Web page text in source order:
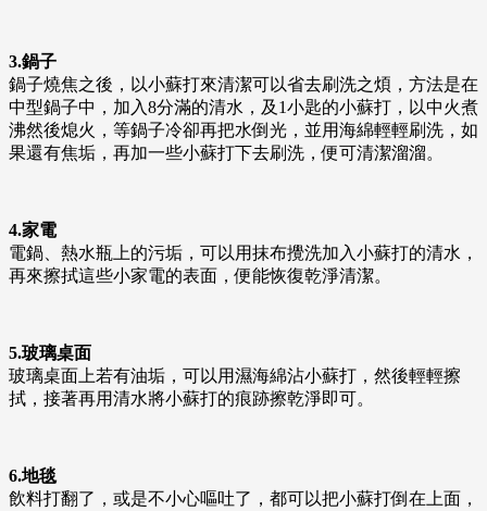
3.鍋子
鍋子燒焦之後，以小蘇打來清潔可以省去刷洗之煩，方法是在
中型鍋子中，加入8分滿的清水，及1小匙的小蘇打，以中火煮
沸然後熄火，等鍋子冷卻再把水倒光，並用海綿輕輕刷洗，如
果還有焦垢，再加一些小蘇打下去刷洗，便可清潔溜溜。
4.家電
電鍋、熱水瓶上的污垢，可以用抹布攪洗加入小蘇打的清水，
再來擦拭這些小家電的表面，便能恢復乾淨清潔。
5.玻璃桌面
玻璃桌面上若有油垢，可以用濕海綿沾小蘇打，然後輕輕擦
拭，接著再用清水將小蘇打的痕跡擦乾淨即可。
6.地毯
飲料打翻了，或是不小心嘔吐了，都可以把小蘇打倒在上面，